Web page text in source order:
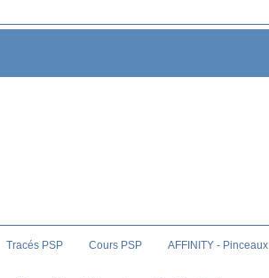
Tracés PSP Cours PSP AFFINITY - Pinceaux